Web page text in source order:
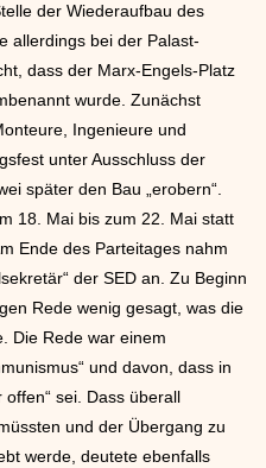
der Wiederaufbau des
allerdings bei der Palast-
dass der Marx-Engels-Platz
wurde. Zunächst
Ingenieure und
unter Ausschluss der
später den Bau „erobern“.
18. Mai bis zum 22. Mai statt
Ende des Parteitages nahm
der SED an. Zu Beginn
Rede wenig gesagt, was die
Die Rede war einem
und davon, dass in
sei. Dass überall
und der Übergang zu
werde, deutete ebenfalls